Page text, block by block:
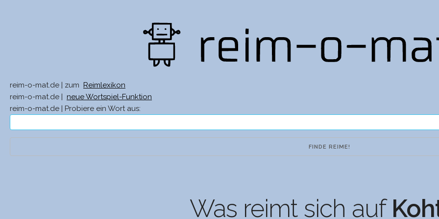
reim-o-mat.de | zum
Reimlexikon
reim-o-mat.de |
neue Wortspiel-Funktion
reim-o-mat.de | Probiere ein Wort aus:
Was reimt sich auf